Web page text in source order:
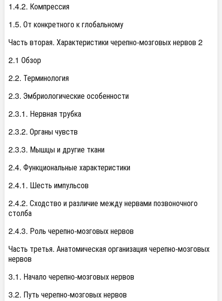
1.4.2. Компрессия
1.5. От конкретного к глобальному
Часть вторая. Характеристики черепно-мозговых нервов 2
2.1 Обзор
2.2. Терминология
2.3. Эмбриологические особенности
2.3.1. Нервная трубка
2.3.2. Органы чувств
2.3.3. Мышцы и другие ткани
2.4. Функциональные характеристики
2.4.1. Шесть импульсов
2.4.2. Сходство и различие между нервами позвоночного
столба
2.4.3. Роль черепно-мозговых нервов
Часть третья. Анатомическая организация черепно-мозговых
нервов
3.1. Начало черепно-мозговых нервов
3.2. Путь черепно-мозговых нервов